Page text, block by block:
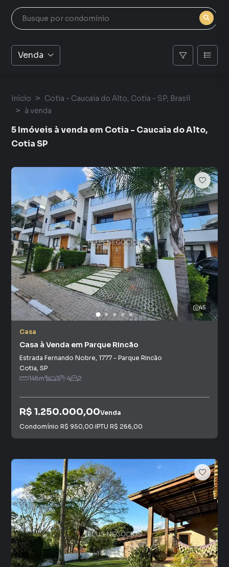
Venda
Início
Cotia - Caucaia do Alto, Cotia - SP, Brasil
à venda
5 Imóveis à venda em Cotia - Caucaia do Alto,
Cotia SP
45
Casa
Casa à Venda em Parque Rincão
Estrada Fernando Nobre, 1777 - Parque Rincão
Cotia, SP
146m² 3 4 2
R$ 1.250.000,00Venda
Condomínio R$ 950,00·IPTU R$ 266,00